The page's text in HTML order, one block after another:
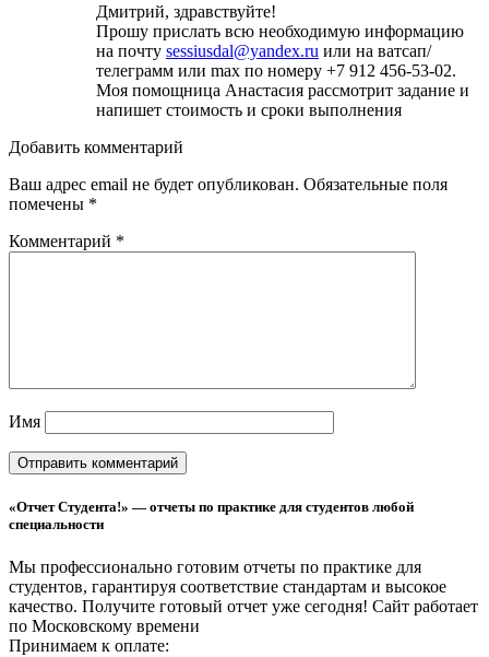
Дмитрий, здравствуйте!
Прошу прислать всю необходимую информацию
на почту sessiusdal@yandex.ru или на ватсап/
телеграмм или max по номеру +7 912 456-53-02.
Моя помощница Анастасия рассмотрит задание и
напишет стоимость и сроки выполнения
Добавить комментарий
Ваш адрес email не будет опубликован. Обязательные поля
помечены *
Комментарий *
Имя
«Отчет Студента!» — отчеты по практике для студентов любой
специальности
Мы профессионально готовим отчеты по практике для
студентов, гарантируя соответствие стандартам и высокое
качество. Получите готовый отчет уже сегодня! Сайт работает
по Московскому времени
Принимаем к оплате: